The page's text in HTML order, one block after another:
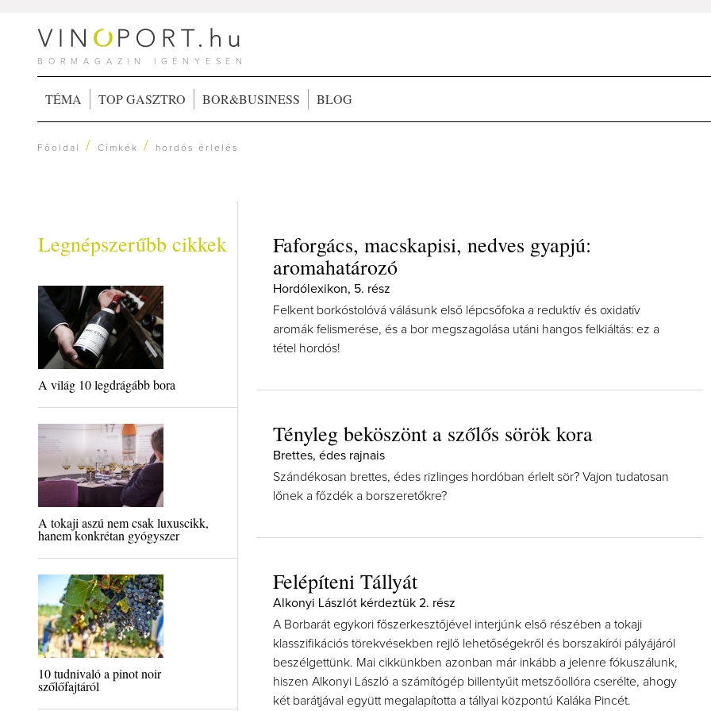
BORMAGAZIN IGÉNYESEN
TÉMA TOP GASZTRO BOR&BUSINESS BLOG
Főoldal /Címkék / hordós érlelés
Legnépszerűbb cikkek
A világ 10 legdrágább bora
A tokaji aszú nem csak luxuscikk,
hanem konkrétan gyógyszer
10 tudnivaló a pinot noir
szőlőfajtáról
Faforgács, macskapisi, nedves gyapjú:
aromahatározó
Hordólexikon, 5. rész
Felkent borkóstolóvá válásunk első lépcsőfoka a reduktív és oxidatív
aromák felismerése, és a bor megszagolása utáni hangos felkiáltás: ez a
tétel hordós!
Tényleg beköszönt a szőlős sörök kora
Brettes, édes rajnais
Szándékosan brettes, édes rizlinges hordóban érlelt sör? Vajon tudatosan
lőnek a főzdék a borszeretőkre?
Felépíteni Tállyát
Alkonyi Lászlót kérdeztük 2. rész
A Borbarát egykori főszerkesztőjével interjúnk első részében a tokaji
klasszifikációs törekvésekben rejlő lehetőségekről és borszakírói pályájáról
beszélgettünk. Mai cikkünkben azonban már inkább a jelenre fókuszálunk,
hiszen Alkonyi László a számítógép billentyűit metszőollóra cserélte, ahogy
két barátjával együtt megalapította a tállyai központú Kaláka Pincét.
Így lesz valaki egy év alatt
borász #26 - tényleg a legutolsó
pillanatokat válogattam össze...